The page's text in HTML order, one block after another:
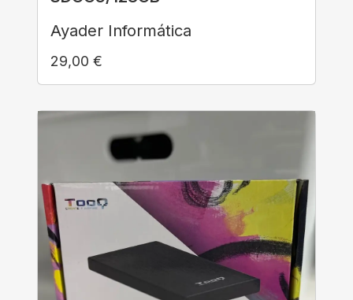
Ayader Informática
29,00€